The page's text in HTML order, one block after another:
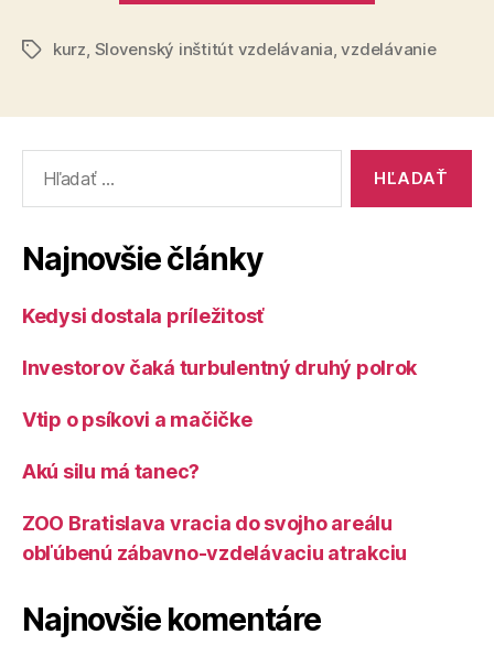
Značky
kurz, Slovenský inštitút vzdelávania,vzdelávanie
Najnovšie články
Kedysi dostala príležitosť
Investorov čaká turbulentný druhý polrok
Vtip o psíkovi a mačičke
Akú silu má tanec?
ZOO Bratislava vracia do svojho areálu
obľúbenú zábavno-vzdelávaciu atrakciu
Najnovšie komentáre